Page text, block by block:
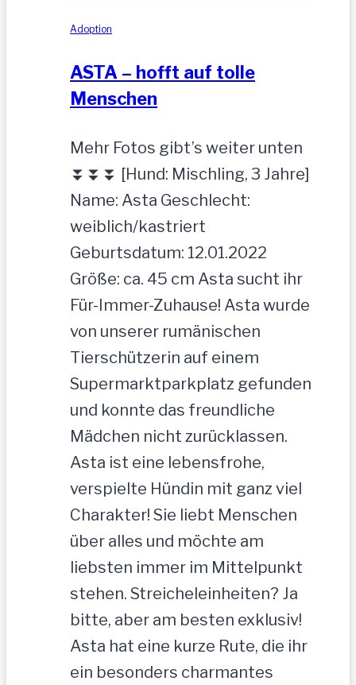
Adoption
ASTA – hofft auf tolle
Menschen
Mehr Fotos gibt’s weiter unten
⏬⏬⏬ [Hund: Mischling, 3 Jahre]
Name: Asta Geschlecht:
weiblich/kastriert
Geburtsdatum: 12.01.2022
Größe: ca. 45 cm Asta sucht ihr
Für-Immer-Zuhause! Asta wurde
von unserer rumänischen
Tierschützerin auf einem
Supermarktparkplatz gefunden
und konnte das freundliche
Mädchen nicht zurücklassen.
Asta ist eine lebensfrohe,
verspielte Hündin mit ganz viel
Charakter! Sie liebt Menschen
über alles und möchte am
liebsten immer im Mittelpunkt
stehen. Streicheleinheiten? Ja
bitte, aber am besten exklusiv!
Asta hat eine kurze Rute, die ihr
ein besonders charmantes